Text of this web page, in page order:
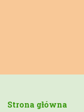
Strona główna